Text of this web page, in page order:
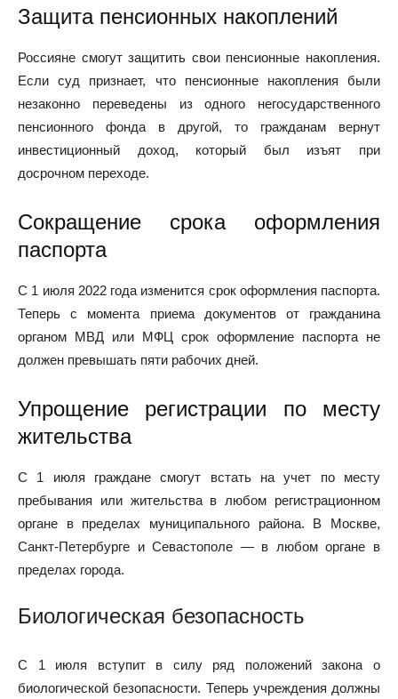
Защита пенсионных накоплений
Россияне смогут защитить свои пенсионные накопления.
Если суд признает, что пенсионные накопления были
незаконно переведены из одного негосударственного
пенсионного фонда в другой, то гражданам вернут
инвестиционный доход, который был изъят при
досрочном переходе.
Сокращение срока оформления
паспорта
С 1 июля 2022 года изменится срок оформления паспорта.
Теперь с момента приема документов от гражданина
органом МВД или МФЦ срок оформление паспорта не
должен превышать пяти рабочих дней.
Упрощение регистрации по месту
жительства
С 1 июля граждане смогут встать на учет по месту
пребывания или жительства в любом регистрационном
органе в пределах муниципального района. В Москве,
Санкт-Петербурге и Севастополе — в любом органе в
пределах города.
Биологическая безопасность
С 1 июля вступит в силу ряд положений закона о
биологической безопасности. Теперь учреждения должны